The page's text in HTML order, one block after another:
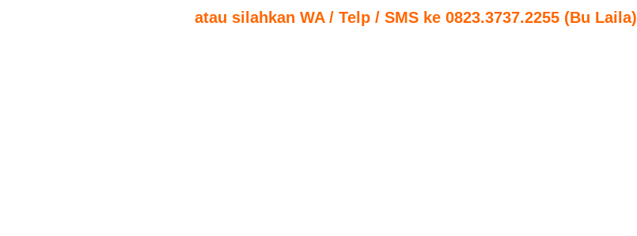
atau silahkan WA / Telp / SMS ke 0823.3737.2255 (Bu Laila)